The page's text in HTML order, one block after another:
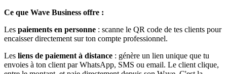
Ce que Wave Business offre :
Les paiements en personne : scanne le QR code de tes clients pour
encaisser directement sur ton compte professionnel.
Les liens de paiement à distance : génère un lien unique que tu
envoies à ton client par WhatsApp, SMS ou email. Le client clique,